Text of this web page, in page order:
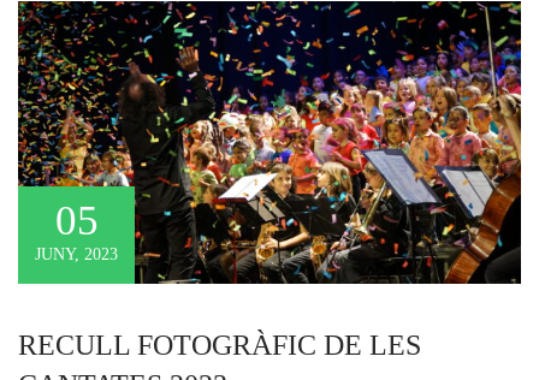
05
JUNY, 2023
RECULL FOTOGRÀFIC DE LES